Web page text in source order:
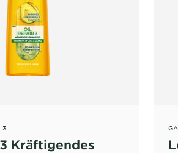
3
Kräftigendes